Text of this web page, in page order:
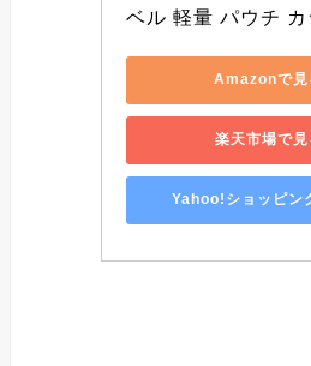
ベル 軽量 パウチ カ
Amazonで見
楽天市場で見
Yahoo!ショッピン